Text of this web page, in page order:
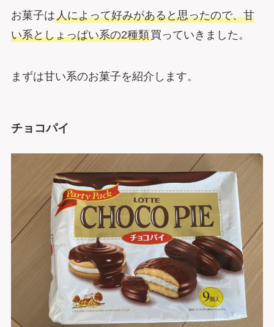
お菓子は人によって好みがあると思ったので、甘
い系としょっぱい系の2種類買っていきました。
まずは甘い系のお菓子を紹介します。
チョコパイ